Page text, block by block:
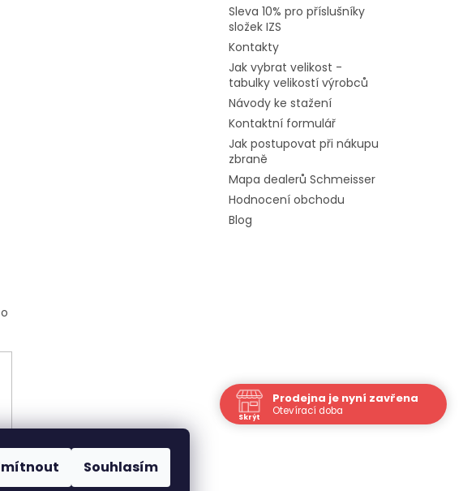
Souhlasím
Sleva 10% pro příslušníky
složek IZS
Kontakty
Jak vybrat velikost -
tabulky velikostí výrobců
Návody ke stažení
Kontaktní formulář
Jak postupovat při nákupu
zbraně
Mapa dealerů Schmeisser
Hodnocení obchodu
Blog
Prodejna je nyní zavřena
Otevírací doba
Skrýt